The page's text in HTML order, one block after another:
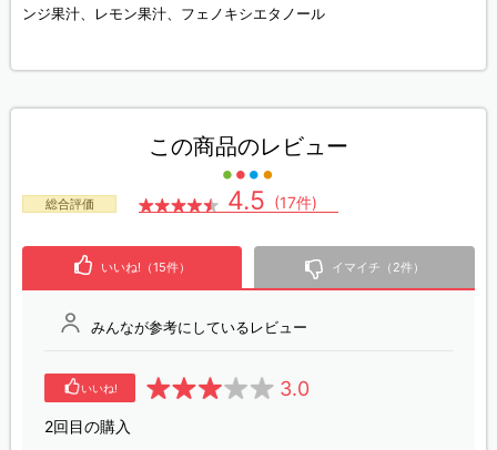
ンジ果汁、レモン果汁、フェノキシエタノール
この商品のレビュー
総合評価 4.5 (17件)
いいね!（15件） イマイチ（2件）
みんなが参考にしているレビュー
いいね! 3.0
2回目の購入